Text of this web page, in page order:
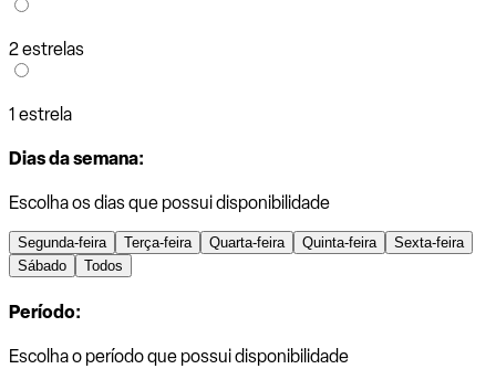
2 estrelas
1 estrela
Dias da semana:
Escolha os dias que possui disponibilidade
Segunda-feira Terça-feira Quarta-feira Quinta-feira
Sexta-feira
Sábado
Todos
Período:
Escolha o período que possui disponibilidade